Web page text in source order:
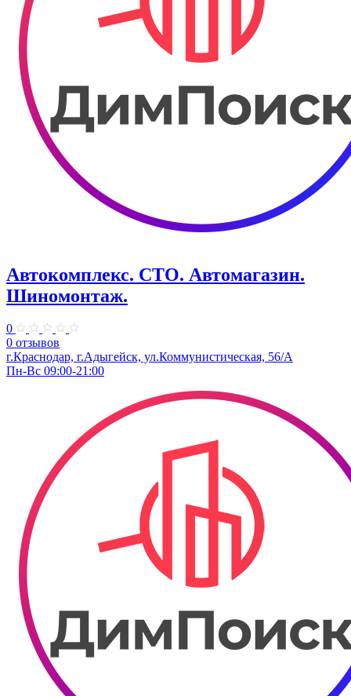
Автокомплекс. СТО. Автомагазин.
Шиномонтаж.
0
0 отзывов
г.Краснодар, г.Адыгейск, ул.Коммунистическая, 56/А
Пн-Вс 09:00-21:00